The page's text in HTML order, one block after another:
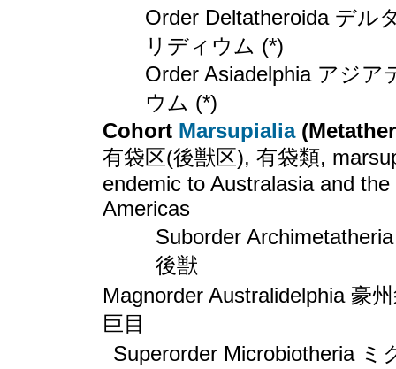
Order Deltatheroida デル
リディウム (*)
Order Asiadelphia アジア
ウム (*)
Cohort Marsupialia
有袋区(後獣区), 有袋類,
endemic to Australasia and the
Americas
Suborder
後獣
Magnorder Australidelphia 豪
巨目
Superorder Microbiotheria ミ